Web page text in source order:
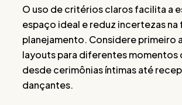
O uso de critérios claros facilita a
espaço ideal e reduz incertezas na
planejamento. Considere primeiro
layouts para diferentes momentos
desde cerimônias íntimas até
dançantes.